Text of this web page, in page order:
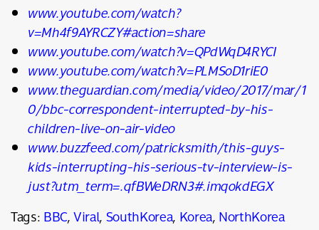
www.youtube.com/watch?
v=Mh4f9AYRCZY#action=share
www.youtube.com/watch?v=QPdWqD4RYCI
www.youtube.com/watch?v=PLMSoD1riE0
www.theguardian.com/media/video/2017/mar/1
0/bbc-correspondent-interrupted-by-his-
children-live-on-air-video
www.buzzfeed.com/patricksmith/this-guys-
kids-interrupting-his-serious-tv-interview-is-
just?utm_term=.qfBWeDRN3#.imqokdEGX
Tags:BBC,Viral,SouthKorea, Korea,NorthKorea